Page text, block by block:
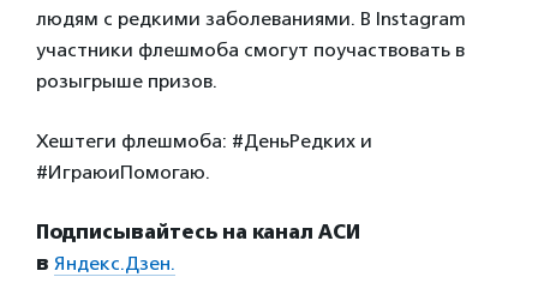
людям с редкими заболеваниями. В Instagram
участники флешмоба смогут поучаствовать в
розыгрыше призов.
Хештеги флешмоба: #ДеньРедких и
#ИграюиПомогаю.
Подписывайтесь на канал АСИ
в Яндекс.Дзен.